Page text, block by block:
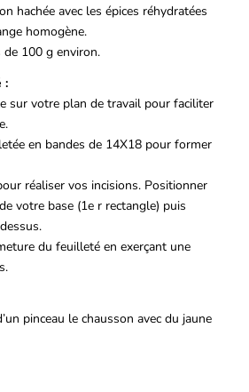
hachée avec les épices réhydratées
homogène.
100 g environ.
:
sur votre plan de travail pour faciliter
en bandes de 14X18 pour former
réaliser vos incisions. Positionner
votre base (1e r rectangle) puis
du feuilleté en exerçant une
pinceau le chausson avec du jaune